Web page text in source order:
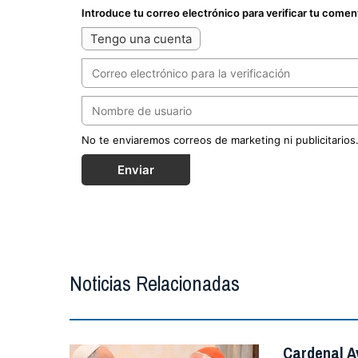
Introduce tu correo electrónico para verificar tu
Tengo una cuenta
No te enviaremos correos de marketing ni publicitarios.
Enviar
Noticias Relacionadas